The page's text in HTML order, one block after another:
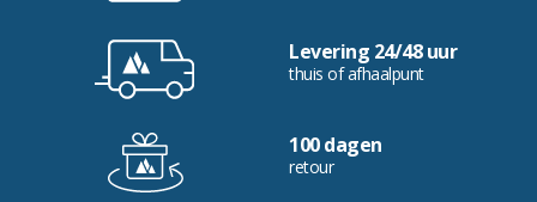
Levering 24/48 uur
thuis of afhaalpunt
100 dagen
retour